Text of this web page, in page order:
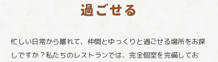
過ごせる
忙しい日常から離れて、仲間とゆっくりと過ごせる場所をお探
しですか？私たちのレストランでは、完全個室を完備してお